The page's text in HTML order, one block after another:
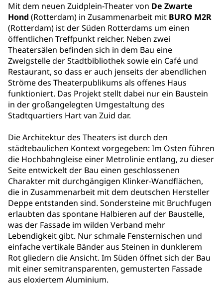
Mit dem neuen Zuidplein-Theater von De Zwarte
Hond (Rotterdam) in Zusammenarbeit mit BURO M2R
(Rotterdam) ist der Süden Rotterdams um einen
öffentlichen Treffpunkt reicher. Neben zwei
Theatersälen befinden sich in dem Bau eine
Zweigstelle der Stadtbibliothek sowie ein Café und
Restaurant, so dass er auch jenseits der abendlichen
Ströme des Theaterpublikums als offenes Haus
funktioniert. Das Projekt stellt dabei nur ein Baustein
in der großangelegten Umgestaltung des
Stadtquartiers Hart van Zuid dar.
Die Architektur des Theaters ist durch den
städtebaulichen Kontext vorgegeben: Im Osten führen
die Hochbahngleise einer Metrolinie entlang, zu dieser
Seite entwickelt der Bau einen geschlossenen
Charakter mit durchgängigen Klinker-Wandflächen,
die in Zusammenarbeit mit dem deutschen Hersteller
Deppe entstanden sind. Sondersteine mit Bruchfugen
erlaubten das spontane Halbieren auf der Baustelle,
was der Fassade im wilden Verband mehr
Lebendigkeit gibt. Nur schmale Fensternischen und
einfache vertikale Bänder aus Steinen in dunklerem
Rot gliedern die Ansicht. Im Süden öffnet sich der Bau
mit einer semitransparenten, gemusterten Fassade
aus eloxiertem Aluminium.